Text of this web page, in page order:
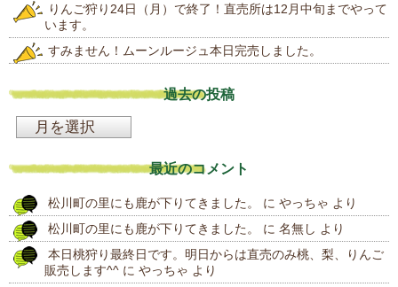
りんご狩り24日（月）で終了！直売所は12月中旬までやって
います。
すみません！ムーンルージュ本日完売しました。
過去の投稿
投
稿
最近のコメント
松川町の里にも鹿が下りてきました。 に やっちゃ より
松川町の里にも鹿が下りてきました。
に 名無し より
本日桃狩り最終日です。明日からは直売のみ桃、梨、りんご
販売します^^ に やっちゃ より